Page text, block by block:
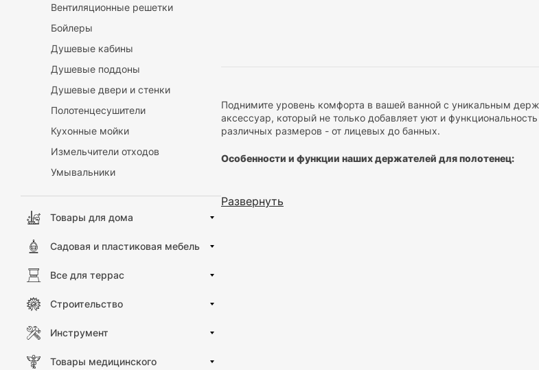
Вентиляционные решетки
Бойлеры
Душевые кабины
Душевые поддоны
Душевые двери и стенки
Полотенцесушители
Кухонные мойки
Измельчители отходов
Умывальники
Товары для дома
Садовая и пластиковая мебель
Все для террас
Строительство
Инструмент
Товары медицинского
Поднимите уровень комфорта в вашей ванной с уникальным
аксессуар, который не только добавляет уют и
различных размеров - от лицевых до банных.
Особенности и функции наших держателей для полотенец:
тела и ног. Вы сможете удобно развешивать полотенца без
Разнообразие
Развернуть